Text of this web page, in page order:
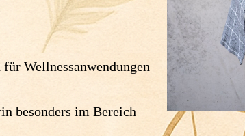
Wellnessanwendungen
besonders im Bereich